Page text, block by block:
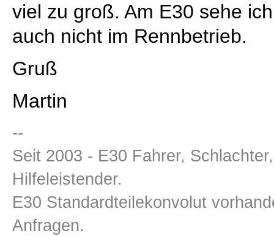
viel zu groß. Am E30 sehe
auch nicht im Rennbetrieb.
Gruß
Martin
--
Seit 2003 - E30 Fahrer,
Hilfeleistender.
E30 Standardteilekonvolut
Anfragen.